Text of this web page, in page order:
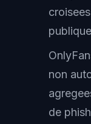
non
de